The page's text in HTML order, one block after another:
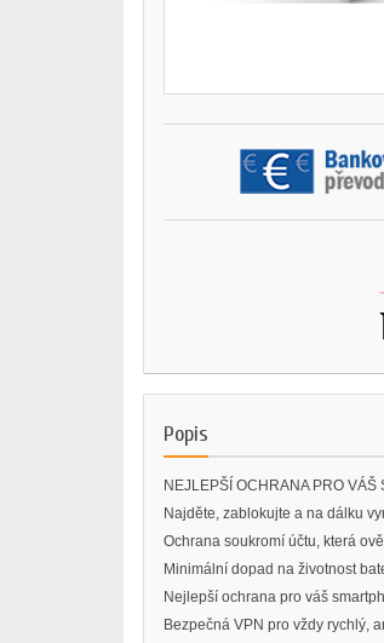
Popis
NEJLEPŠÍ OCHRANA PRO VÁŠ
Najděte, zablokujte a na dálku
Ochrana soukromí účtu, která
Minimální dopad na životnost
Nejlepší ochrana pro váš
Bezpečná VPN pro vždy rychlý,